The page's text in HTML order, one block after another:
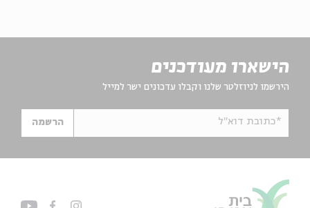
הישארו מעודכנים
הירשמו לניוזלטר שלנו וקבלו עדכונים ישר למייל
*כתובת דוא"ל הרשמה